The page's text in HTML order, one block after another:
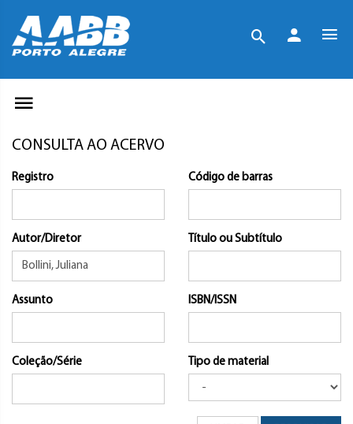
CONSULTA AO ACERVO
Registro Código de barras
Autor/Diretor Título ou Subtítulo
Assunto ISBN/ISSN
Coleção/Série Tipo de material